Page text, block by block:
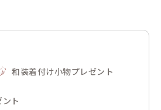
和装着付け小物プレゼント
ト